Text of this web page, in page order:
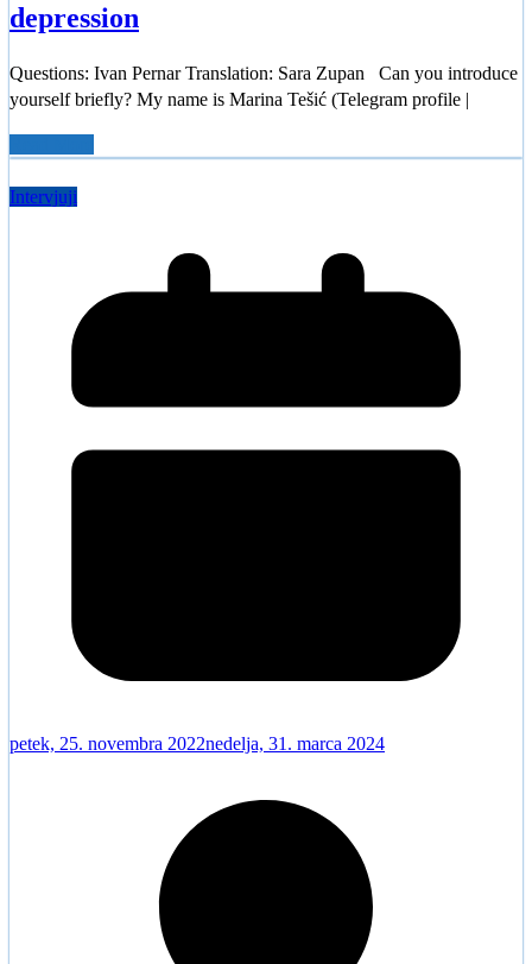
depression
Questions: Ivan Pernar Translation: Sara Zupan Can you introduce
yourself briefly? My name is Marina Tešić (Telegram profile |
Intervjuji
petek, 25. novembra 2022nedelja, 31. marca 2024